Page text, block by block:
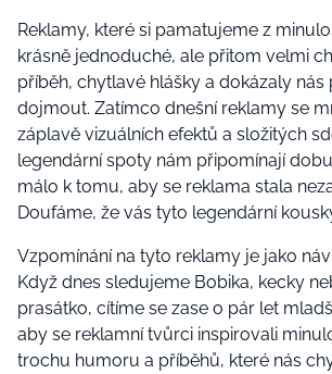
Reklamy, které si pamatujeme z
krásně jednoduché, ale přitom velmi
příběh, chytlavé hlášky a dokázaly nás
dojmout. Zatímco dnešní reklamy se
záplavě vizuálních efektů a složitých
legendární spoty nám připomínají
málo k tomu, aby se reklama stala
Doufáme, že vás tyto legendární
Vzpomínání na tyto reklamy je jako
Když dnes sledujeme Bobika, kecky
prasátko, cítíme se zase o pár let
aby se reklamní tvůrci inspirovali
trochu humoru a příběhů, které nás